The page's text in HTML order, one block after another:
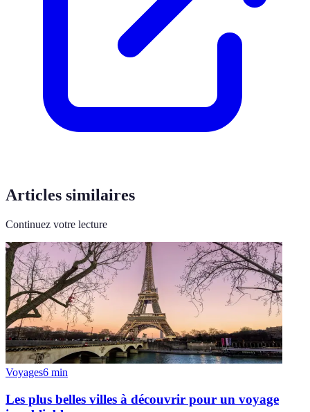
Articles similaires
Continuez votre lecture
Voyages6 min
Les plus belles villes à découvrir pour un voyage